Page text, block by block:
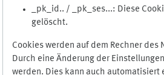
_pk_id.. / _pk_ses...: Diese
gelöscht.
Cookies werden auf dem Rechner
Durch eine Änderung der
werden. Dies kann auch